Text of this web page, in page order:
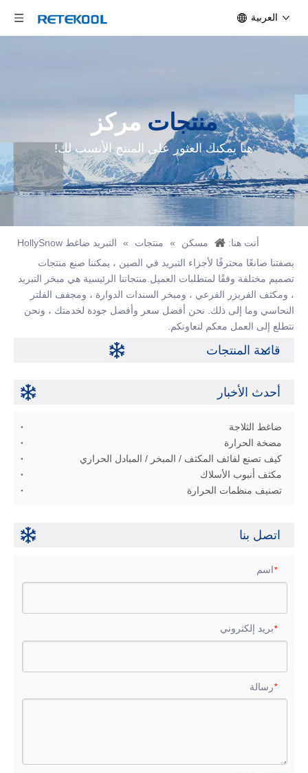
العربية
منتجات مركز
هنا يمكنك العثور على المنتج الأنسب لك!
أنت هنا: مسكن » منتجات »
التبريد ضاغط HollySnow
بصفتنا صانعًا محترفًا لأجزاء التبريد في الصين ، يمكننا صنع منتجات
تصميم مختلفة وفقًا لمتطلبات العميل.منتجاتنا الرئيسية هي مبخر التبريد
، ومكثف الفريزر الفرعي ، ومبخر السندات الدوارة ، ومجفف الفلتر
النحاسي وما إلى ذلك. نحن أفضل سعر وأفضل جودة لخدمتك ، ونحن
نتطلع إلى العمل معكم لتعاونكم.
قائمة المنتجات
أحدث الأخبار
ضاغط الثلاجة
مضخة الحرارة
كيف تصنع لفائف المكثف / المبخر / المبادل الحراري
مكثف أنبوب الأسلاك
تصنيف منظمات الحرارة
اتصل بنا
*اسم
*بريد إلكتروني
*رسالة